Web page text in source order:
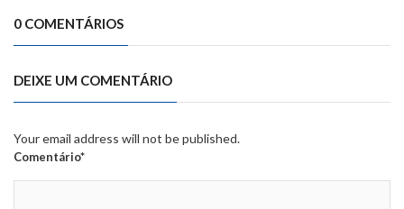
0 COMENTÁRIOS
DEIXE UM COMENTÁRIO
Your email address will not be published.
Comentário*